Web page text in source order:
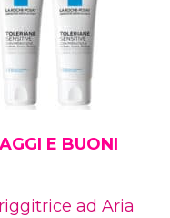
E BUONI
ad Aria